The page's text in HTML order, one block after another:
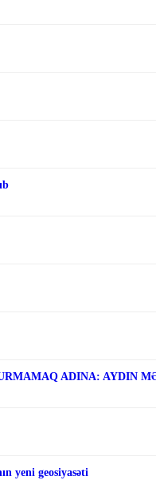
ADINA: AYDIN
yeni geosiyasəti